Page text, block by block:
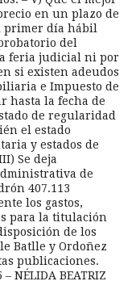
en un plazo de
primer día hábil
del
feria judicial ni por
si existen adeudos
e Impuesto de
hasta la fecha de
de regularidad
el estado
y estados de
Se deja
de
407.113
los gastos,
para la titulación
de los
Batlle y Ordoñez
publicaciones.
NÉLIDA BEATRIZ